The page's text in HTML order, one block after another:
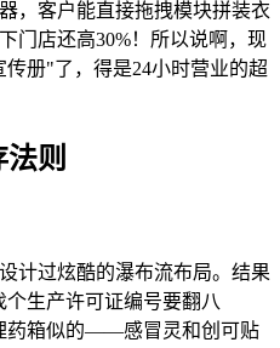
，客户能直接拖拽模块拼装衣
门店还高30%！所以说啊，现
册"了，得是24小时营业的超
则
计过炫酷的瀑布流布局。结果
生产许可证编号要翻八
药箱似的——感冒灵和创可贴